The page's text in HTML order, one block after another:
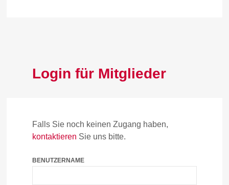
Login für Mitglieder
Falls Sie noch keinen Zugang haben,
kontaktieren Sie uns bitte.
BENUTZERNAME